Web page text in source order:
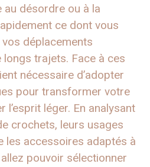
désordre ou à la
ce dont vous
déplacements
trajets. Face à ces
nécessaire d’adopter
pour transformer votre
l’esprit léger. En analysant
crochets, leurs usages
les accessoires adaptés à
pouvoir sélectionner